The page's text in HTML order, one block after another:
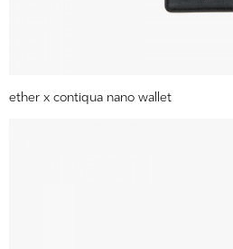
ether x contiqua nano wallet